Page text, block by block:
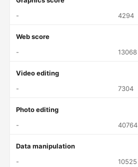
-
4294
Web score
-
13068
Video editing
-
7304
Photo editing
-
40764
Data manipulation
-
10525